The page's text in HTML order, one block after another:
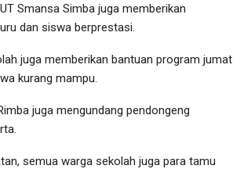
Smansa Simba juga memberikan
dan siswa berprestasi.
juga memberikan bantuan program jumat
kurang mampu.
juga mengundang pendongeng
semua warga sekolah juga para tamu